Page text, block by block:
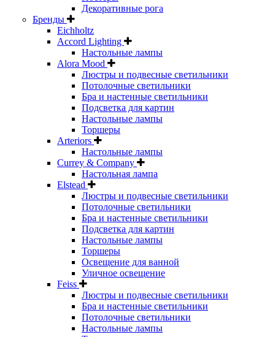
Декоративные рога
Бренды
Eichholtz
Accord Lighting
Настольные лампы
Alora Mood
Люстры и подвесные светильники
Потолочные светильники
Бра и настенные светильники
Подсветка для картин
Настольные лампы
Торшеры
Arteriors
Настольные лампы
Currey & Company
Настольная лампа
Elstead
Люстры и подвесные светильники
Потолочные светильники
Бра и настенные светильники
Подсветка для картин
Настольные лампы
Торшеры
Освещение для ванной
Уличное освещение
Feiss
Люстры и подвесные светильники
Бра и настенные светильники
Потолочные светильники
Настольные лампы